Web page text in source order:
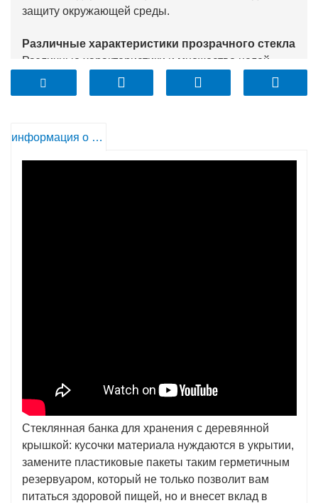
защиту окружающей среды.
Различные характеристики прозрачного стекла
Различные характеристики и множество целей,
пищевой баланс понятен с первого взгляда
Бамбуковая деревянная крышка имеет
запаха и более свежие ингредиенты.
информация о продукте
Стеклянная банка для хранения с деревянной
крышкой: кусочки материала нуждаются в укрытии,
замените пластиковые пакеты таким герметичным
резервуаром, который не только позволит вам
питаться здоровой пищей, но и внесет вклад в